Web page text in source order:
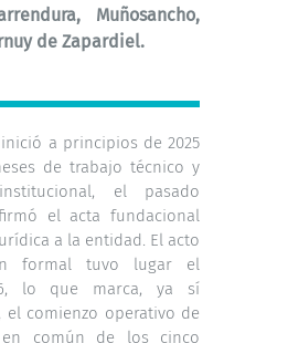
Muñosancho,
de Zapardiel.
a principios de 2025
de trabajo técnico y
el pasado
el acta fundacional
a la entidad. El acto
formal tuvo lugar el
lo que marca, ya sí
el comienzo operativo de
común de los cinco